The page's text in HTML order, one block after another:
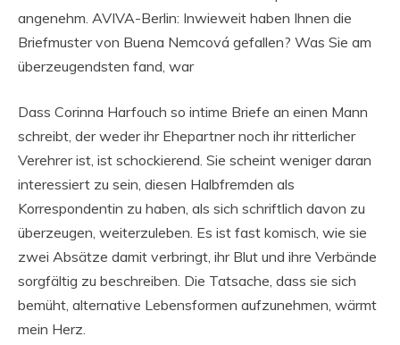
angenehm. AVIVA-Berlin: Inwieweit haben Ihnen die
Briefmuster von Buena Nemcová gefallen? Was Sie am
überzeugendsten fand, war
Dass Corinna Harfouch so intime Briefe an einen Mann
schreibt, der weder ihr Ehepartner noch ihr ritterlicher
Verehrer ist, ist schockierend. Sie scheint weniger daran
interessiert zu sein, diesen Halbfremden als
Korrespondentin zu haben, als sich schriftlich davon zu
überzeugen, weiterzuleben. Es ist fast komisch, wie sie
zwei Absätze damit verbringt, ihr Blut und ihre Verbände
sorgfältig zu beschreiben. Die Tatsache, dass sie sich
bemüht, alternative Lebensformen aufzunehmen, wärmt
mein Herz.